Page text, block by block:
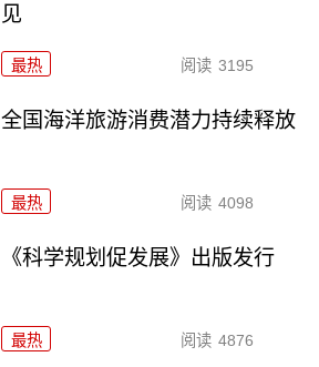
见
最热 阅读 3195
全国海洋旅游消费潜力持续释放
最热 阅读 4098
《科学规划促发展》出版发行
最热 阅读 4876